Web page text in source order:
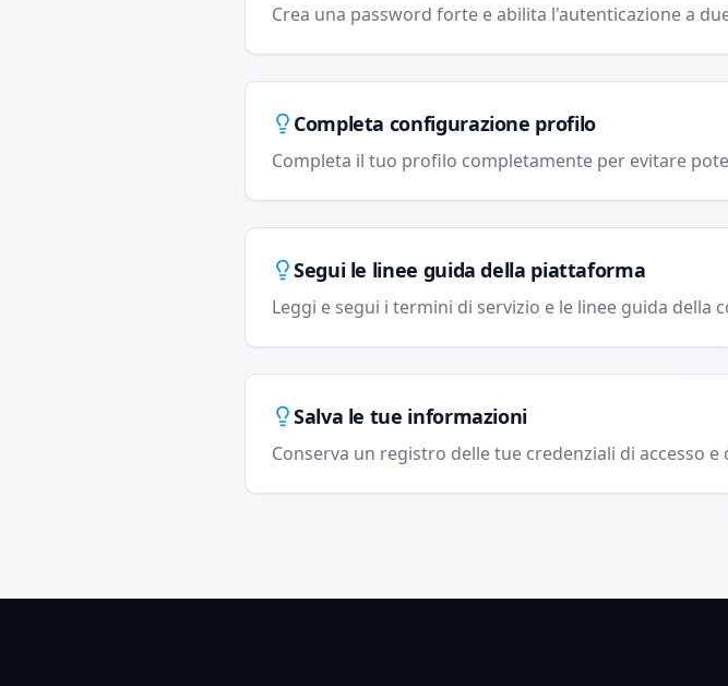
Crea una password forte e abilita l'autenticazione a
Completa configurazione profilo
Completa il tuo profilo completamente per evitare
Segui le linee guida della piattaforma
Leggi e segui i termini di servizio e le linee guida della
Salva le tue informazioni
Conserva un registro delle tue credenziali di